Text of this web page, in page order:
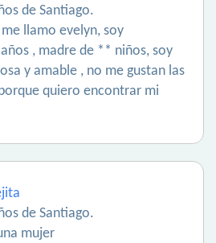
de Santiago.
llamo evelyn, soy
, madre de ** niños, soy
y amable , no me gustan las
quiero encontrar mi
de Santiago.
mujer